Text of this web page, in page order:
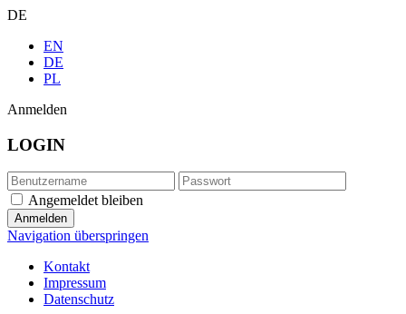
DE
EN
DE
PL
Anmelden
LOGIN
Angemeldet bleiben
Navigation überspringen
Kontakt
Impressum
Datenschutz